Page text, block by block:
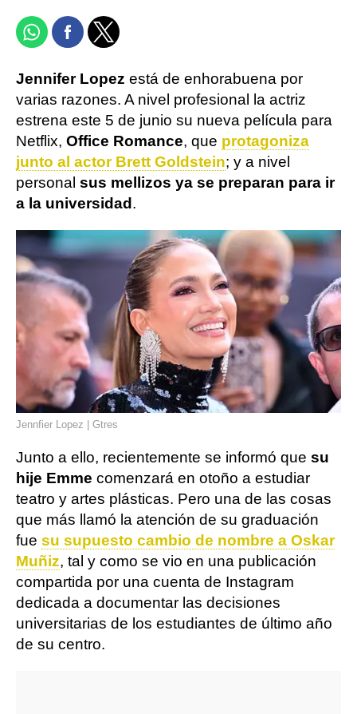
Jennifer Lopez está de enhorabuena por
varias razones. A nivel profesional la actriz
estrena este 5 de junio su nueva película para
Netflix, Office Romance, que protagoniza
junto al actor Brett Goldstein; y a nivel
personal sus mellizos ya se preparan para ir
a la universidad.
Jennfier Lopez | Gtres
Junto a ello, recientemente se informó que su
hije Emme comenzará en otoño a estudiar
teatro y artes plásticas. Pero una de las cosas
que más llamó la atención de su graduación
fue su supuesto cambio de nombre a Oskar
Muñiz, tal y como se vio en una publicación
compartida por una cuenta de Instagram
dedicada a documentar las decisiones
universitarias de los estudiantes de último año
de su centro.